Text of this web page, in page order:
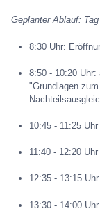
Geplanter Ablauf:
8:30 Uhr:
8:50 - 10:20 Uhr:
"Grundlagen
10:45 - 11:25
11:40 - 12:20
12:35 - 13:15
13:30 - 14:00